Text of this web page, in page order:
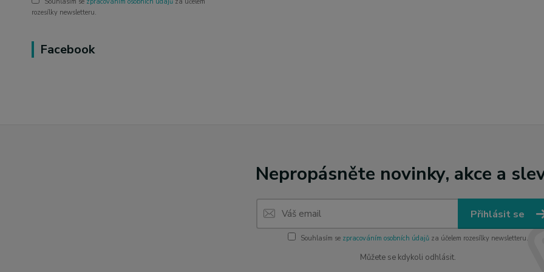
rozesílky newsletteru.
Facebook
Nepropásněte novinky, akce a
Přihlásit se
Souhlasím se zpracováním osobních údajů za účelem rozesílky newsletteru.
Můžete se kdykoli odhlásit.